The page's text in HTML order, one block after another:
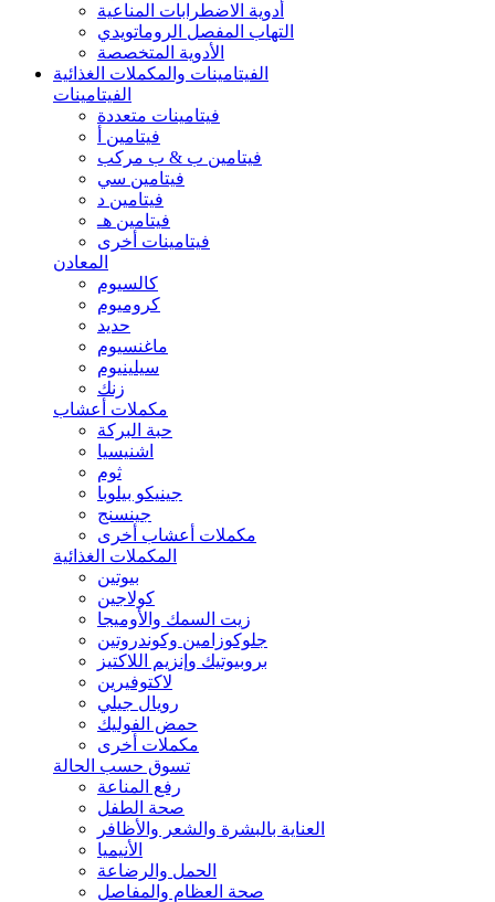
أدوية الاضطرابات المناعية
التهاب المفصل الروماتويدي
الأدوية المتخصصة
الفيتامينات والمكملات الغذائية
الفيتامينات
فيتامينات متعددة
فيتامين أ
فيتامين ب & ب مركب
فيتامين سي
فيتامين د
فيتامين هـ
فيتامينات أخرى
المعادن
كالسيوم
كروميوم
حديد
ماغنسيوم
سيلينيوم
زنك
مكملات أعشاب
حبة البركة
اشنيسيا
ثوم
جينيكو بيلوبا
جينسنج
مكملات أعشاب أخرى
المكملات الغذائية
بيوتين
كولاجين
زيت السمك والأوميجا
جلوكوزامين وكوندروتين
بروبيوتيك وإنزيم اللاكتيز
لاكتوفيرين
رويال جيلي
حمض الفوليك
مكملات أخرى
تسوق حسب الحالة
رفع المناعة
صحة الطفل
العناية بالبشرة والشعر والأظافر
الأنيميا
الحمل والرضاعة
صحة العظام والمفاصل